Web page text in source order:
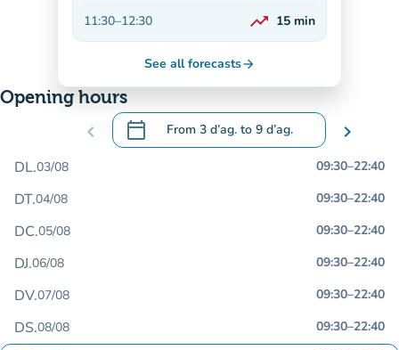
11:30–12:30 trending_up
On the rise
15 min
See all forecastsarrow_forward
Opening hours
chevron_left calendar_today From 3 d’ag. to 9 d’ag.
.Open the calendar to change dates
chevron_right
DL.03/08 09:30–22:40
DT.04/08 09:30–22:40
DC.05/08 09:30–22:40
DJ.06/08 09:30–22:40
DV.07/08 09:30–22:40
DS.08/08 09:30–22:40